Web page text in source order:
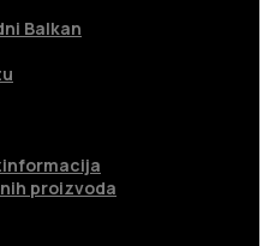
Balkan
proizvoda